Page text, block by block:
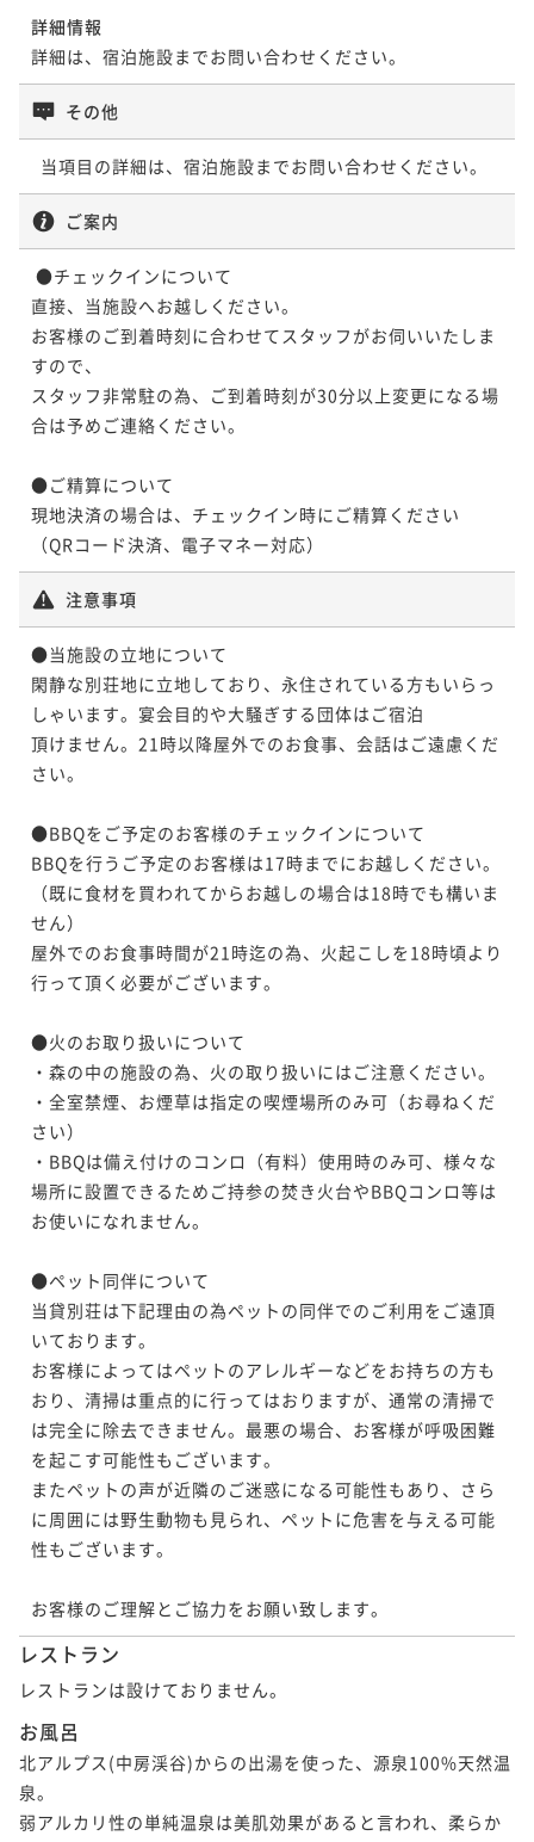
詳細情報
詳細は、宿泊施設までお問い合わせください。
その他
  当項目の詳細は、宿泊施設までお問い合わせください。
ご案内
直接、当施設へお越しください。
お客様のご到着時刻に合わせてスタッフがお伺いいたしま
すので、
スタッフ非常駐の為、ご到着時刻が30分以上変更になる場
合は予めご連絡ください。
●ご精算について
現地決済の場合は、チェックイン時にご精算ください
（QRコード決済、電子マネー対応）
注意事項
●当施設の立地について
閑静な別荘地に立地しており、永住されている方もいらっ
しゃいます。宴会目的や大騒ぎする団体はご宿泊
頂けません。21時以降屋外でのお食事、会話はご遠慮くだ
さい。
●BBQをご予定のお客様のチェックインについて
BBQを行うご予定のお客様は17時までにお越しください。
（既に食材を買われてからお越しの場合は18時でも構いま
せん）
屋外でのお食事時間が21時迄の為、火起こしを18時頃より
行って頂く必要がございます。
●火のお取り扱いについて
・森の中の施設の為、火の取り扱いにはご注意ください。
・全室禁煙、お煙草は指定の喫煙場所のみ可（お尋ねくだ
さい）
・BBQは備え付けのコンロ（有料）使用時のみ可、様々な
場所に設置できるためご持参の焚き火台やBBQコンロ等は
お使いになれません。
●ペット同伴について
当貸別荘は下記理由の為ペットの同伴でのご利用をご遠頂
いております。
お客様によってはペットのアレルギーなどをお持ちの方も
おり、清掃は重点的に行ってはおりますが、通常の清掃で
は完全に除去できません。最悪の場合、お客様が呼吸困難
を起こす可能性もございます。
またペットの声が近隣のご迷惑になる可能性もあり、さら
に周囲には野生動物も見られ、ペットに危害を与える可能
性もございます。
お客様のご理解とご協力をお願い致します。
レストラン
レストランは設けておりません。
お風呂
北アルプス(中房渓谷)からの出湯を使った、源泉100%天然温
泉。
弱アルカリ性の単純温泉は美肌効果があると言われ、柔らか